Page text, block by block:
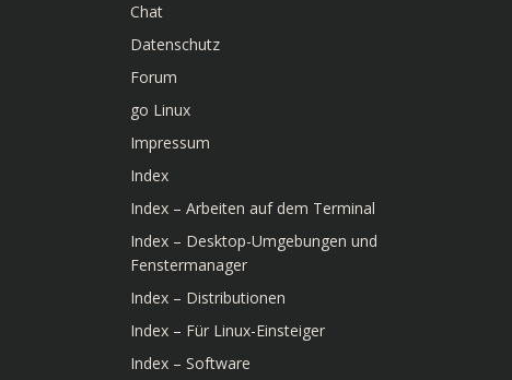
Chat
Datenschutz
Forum
go Linux
Impressum
Index
Index – Arbeiten auf dem Terminal
Index – Desktop-Umgebungen und
Fenstermanager
Index – Distributionen
Index – Für Linux-Einsteiger
Index – Software